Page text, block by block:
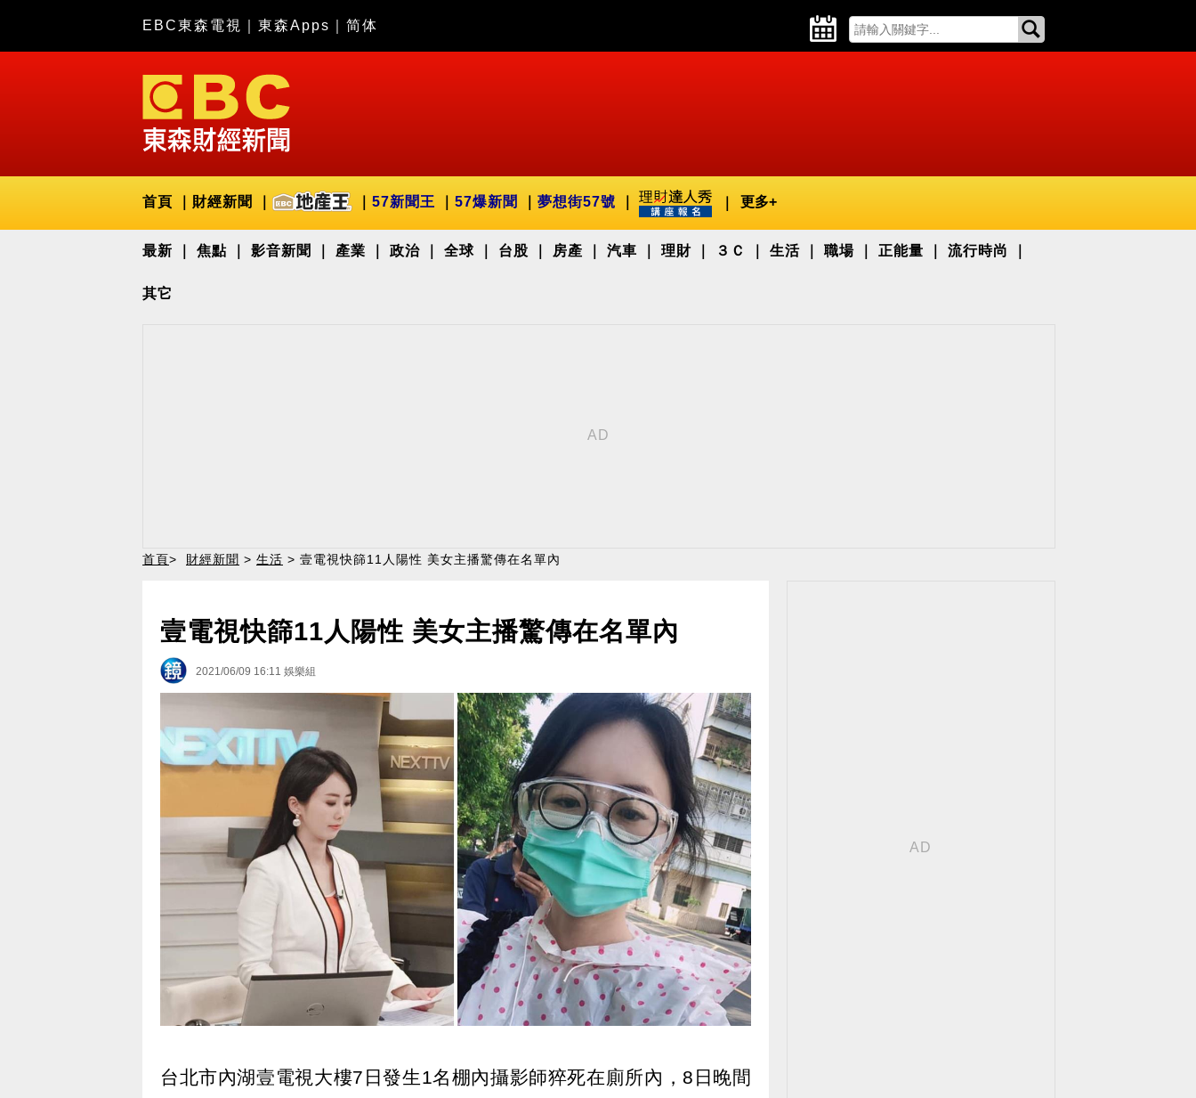
EBC東森電視 東森Apps 简体
首頁 財經新聞 57新聞王 57爆新聞 夢想街57號 更多+
最新 焦點 影音新聞 產業 政治 全球 台股 房產 汽車 理財 ３Ｃ 生活 職場 正能量 流行時尚
其它
首頁> 財經新聞 > 生活 > 壹電視快篩11人陽性 美女主播驚傳在名單內
壹電視快篩11人陽性 美女主播驚傳在名單內
2021/06/09 16:11 娛樂組
台北市內湖壹電視大樓7日發生1名棚內攝影師猝死在廁所內，8日晚間